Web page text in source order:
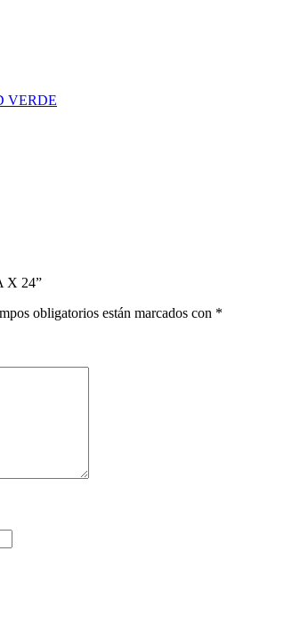
VERDE
X 24”
obligatorios están marcados con *